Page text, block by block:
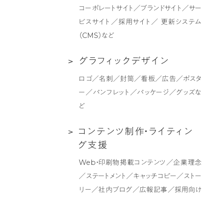
支
作
コーポレートサイト／ブランドサイト／サー
ビスサイト／採用サイト／ 更新システム
（CMS）など
グ
ク
グラフ ィ ッ ク デザイ ン
ロゴ／名刺／封筒／看板／広告／ポスタ
ー／パンフレット／パッケージ／グッズな
ど
コ コ ン テ ン ツ制 作・ ラ イ ティ ン
グ支援
Web・印刷物掲載コンテンツ／企業理念
／ステートメント／キャッチコピー／ストー
リー／社内ブログ／広報記事／採用向け